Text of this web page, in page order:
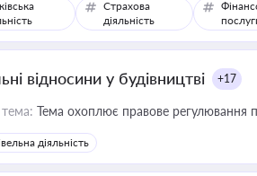
Страхова
діяльність
відносини у будівництві +17
Тема охоплює правове регулювання
діяльність